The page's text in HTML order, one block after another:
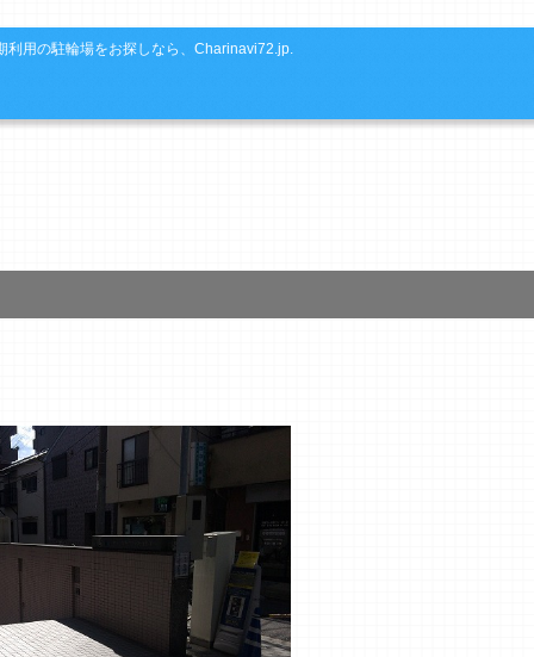
利用の駐輪場をお探しなら、Charinavi72.jp.